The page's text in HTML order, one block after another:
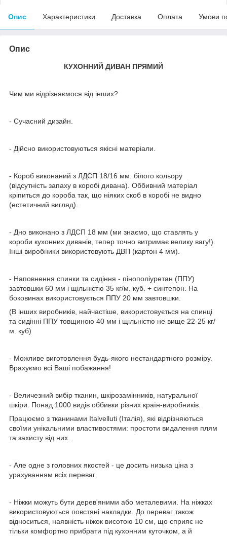
Опис Характеристики Доставка Оплата Умови
Опис
КУХОННИЙ ДИВАН ПРЯМИЙ
Чим ми відрізняємося від інших?
- Сучасний дизайн.
- Дійсно використовуються якісні матеріали.
- Короб виконаний з ЛДСП 18/16 мм. білого кольору
(відсутність запаху в коробі дивана). Оббивний матеріал
кріпиться до короба так, що ніяких скоб в коробі не видно
(естетичний вигляд).
- Дно виконано з ЛДСП 18 мм (ми знаємо, що ставлять у
короби кухонних диванів, тепер точно витримає велику вагу!).
Інші виробники використовують ДВП (картон 4 мм).
- Наповнення спинки та сидіння - пінополіуретан (ППУ)
завтовшки 60 мм і щільністю 35 кг/м. куб. + синтепон. На
боковинах використовується ППУ 20 мм завтовшки.
(В інших виробників, найчастіше, використовується на спинці
та сидінні ППУ товщиною 40 мм і щільністю не вище 22-25 кг/
м. куб)
- Можливе виготовлення будь-якого нестандартного розміру.
Врахуємо всі Ваші побажання!
- Величезний вибір тканин, шкірозамінників, натуральної
шкіри. Понад 1000 видів оббивки різних країн-виробників.
Працюємо з тканинами Italvelluti (Італія), які відрізняються
своїми унікальними властивостями: простоти видалення плям
та захисту від них.
- Але одне з головних якостей - це досить низька ціна з
урахуванням всіх переваг.
- Ніжки можуть бути дерев'яними або металевими. На ніжках
використовуються повстяні накладки. До переваг також
відноситься, наявність ніжок висотою 10 см, що сприяє не
тільки комфортно прибрати під кухонним куточком, а й